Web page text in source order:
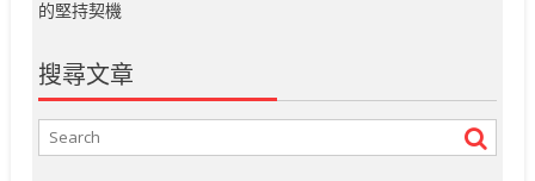
的堅持契機
搜尋文章